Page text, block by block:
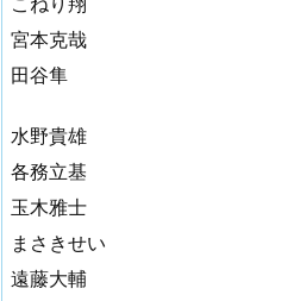
宮本克哉
田谷隼
水野貴雄
各務立基
玉木雅士
まさきせい
遠藤大輔